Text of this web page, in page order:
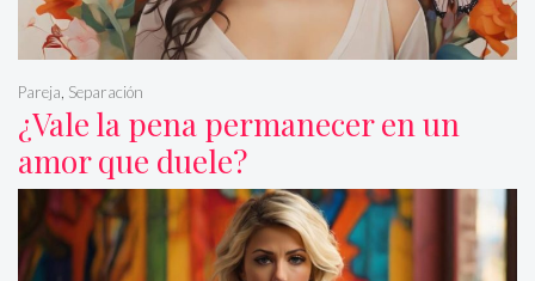
¿Vale la pena permanecer en un
amor que duele?
Pareja Separación